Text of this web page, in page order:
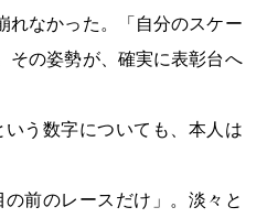
れなかった。「自分のスケー
その姿勢が、確実に表彰台へ
う数字についても、本人は
の前のレースだけ」。淡々と